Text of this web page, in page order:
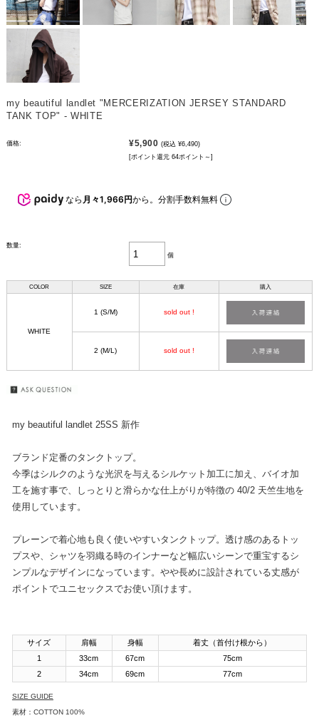
my beautiful landlet "MERCERIZATION JERSEY STANDARD
TANK TOP" - WHITE
価格: ¥5,900 (税込 ¥6,490)
[ポイント還元 64ポイント～]
なら 月々1,966円から。分割手数料無料
数量:
個
COLOR SIZE 在庫 購入
WHITE
1 (S/M) sold out !
2 (M/L) sold out !
my beautiful landlet 25SS 新作
ブランド定番のタンクトップ。
今季はシルクのような光沢を与えるシルケット加工に加え、バイオ加
工を施す事で、しっとりと滑らかな仕上がりが特徴の 40/2 天竺生地を
使用しています。
プレーンで着心地も良く使いやすいタンクトップ。透け感のあるトッ
プスや、シャツを羽織る時のインナーなど幅広いシーンで重宝するシ
ンプルなデザインになっています。やや長めに設計されている丈感が
ポイントでユニセックスでお使い頂けます。
サイズ 肩幅 身幅
着丈（首付け根から）
1
33cm 67cm
75cm
2
34cm 69cm 77cm
SIZE GUIDE
素材：COTTON 100%